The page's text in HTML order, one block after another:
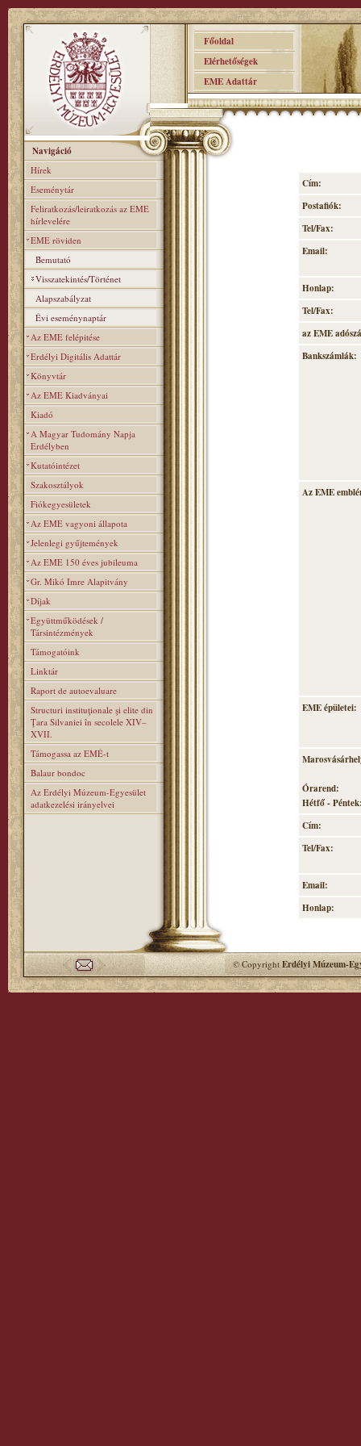
Főoldal
Elérhetőségek
EME Adattár
Navigáció
Hírek
Eseménytár
Feliratkozás/leiratkozás az EME
hírlevelére
EME röviden
Bemutató
Visszatekintés/Történet
Alapszabályzat
Évi eseménynaptár
Az EME felépitése
Erdélyi Digitális Adattár
Könyvtár
Az EME Kiadványai
Kiadó
A Magyar Tudomány Napja
Erdélyben
Kutatóintézet
Szakosztályok
Fiókegyesületek
Az EME vagyoni állapota
Jelenlegi gyűjtemények
Az EME 150 éves jubileuma
Gr. Mikó Imre Alapitvány
Díjak
Együttműködések /
Társintézmények
Támogatóink
Linktár
Raport de autoevaluare
Structuri instituţionale şi elite din
Ţara Silvaniei în secolele XIV–
XVII.
Támogassa az EMÉ-t
Balaur bondoc
Az Erdélyi Múzeum-Egyesület
adatkezelési irányelvei
Cím:
Postafiók:
Tel/Fax:
Email:
Honlap:
Tel/Fax:
az EME
Bankszámlák:
Az EME
EME épületei:
Órarend:
Hétfő -
Cím:
Tel/Fax:
Email:
Honlap:
© CopyrightErdélyi Múzeum-